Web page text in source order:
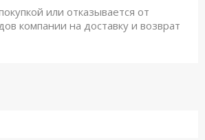
или отказывается от
компании на доставку и возврат